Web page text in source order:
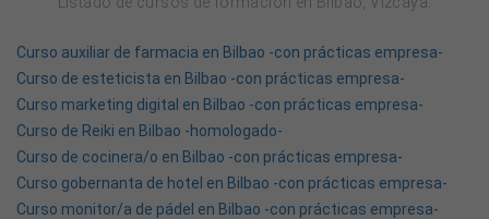
Curso auxiliar de farmacia en Bilbao -con prácticas empresa-
Curso de esteticista en Bilbao -con prácticas empresa-
Curso marketing digital en Bilbao -con prácticas empresa-
Curso de Reiki en Bilbao -homologado-
Curso de cocinera/o en Bilbao -con prácticas empresa-
Curso gobernanta de hotel en Bilbao -con prácticas empresa-
Curso monitor/a de pádel en Bilbao -con prácticas empresa-